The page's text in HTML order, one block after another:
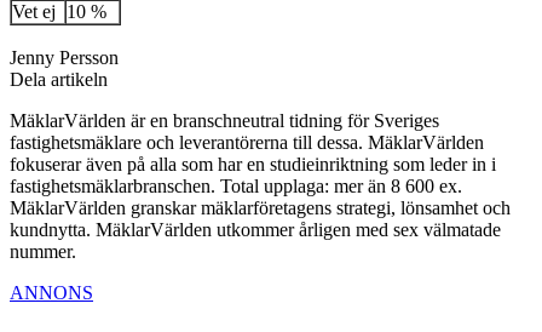
Vet ej
10 %
Jenny Persson
Dela artikeln
MäklarVärlden är en branschneutral tidning för Sveriges
fastighetsmäklare och leverantörerna till dessa. MäklarVärlden
fokuserar även på alla som har en studieinriktning som leder in i
fastighetsmäklarbranschen. Total upplaga: mer än 8 600 ex.
MäklarVärlden granskar mäklarföretagens strategi, lönsamhet och
kundnytta. MäklarVärlden utkommer årligen med sex välmatade
nummer.
ANNONS